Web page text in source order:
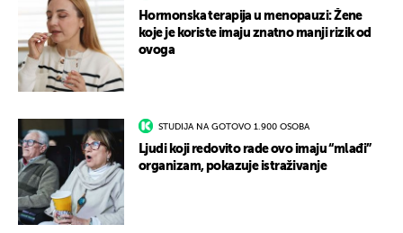
Hormonska terapija u menopauzi: Žene
koje je koriste imaju znatno manji rizik od
ovoga
STUDIJA NA GOTOVO 1.900 OSOBA
Ljudi koji redovito rade ovo imaju “mlađi”
organizam, pokazuje istraživanje